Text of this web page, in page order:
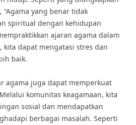
yang benar tidak
spiritual dengan kehidupan
ajaran agama dalam
kita dapat mengatasi stres dan
baik.
agama juga dapat memperkuat
komunitas keagamaan, kita
sosial dan mendapatkan
berbagai masalah. Seperti